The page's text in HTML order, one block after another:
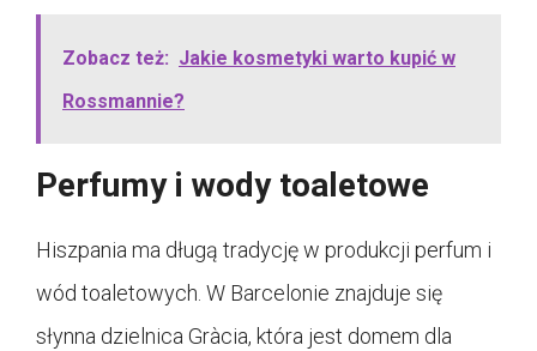
Zobacz też: Jakie kosmetyki warto kupić w
Rossmannie?
Perfumy i wody toaletowe
Hiszpania ma długą tradycję w produkcji perfum i
wód toaletowych. W Barcelonie znajduje się
słynna dzielnica Gràcia, która jest domem dla